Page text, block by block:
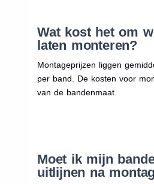
Wat kost het om
laten monteren?
Montageprijzen liggen
per band. De kosten voor
van de bandenmaat.
Moet ik mijn
uitlijnen na